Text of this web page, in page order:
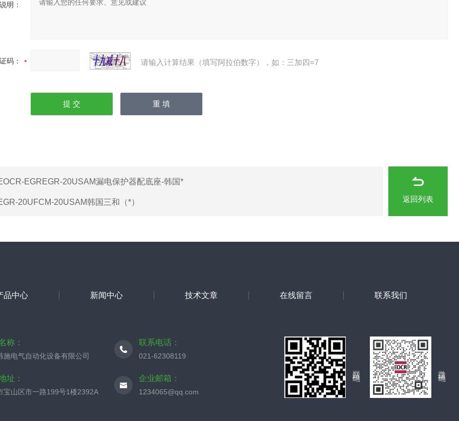
明：
码： 请输入计算结果（填写阿拉伯数字），如：三加四=7
EGREGR-20USAM漏电保护器配底座-韩国*
20UFCM-20USAM韩国三和（*） 返回列表
品中心 新闻中心 技术文章 在线留言 联系我们
称：
施电气自动化设备有限公司
联系电话：
021-62308119
址：
宝山区市一路199号1楼2392A
企业邮箱：
1234065@qq.com